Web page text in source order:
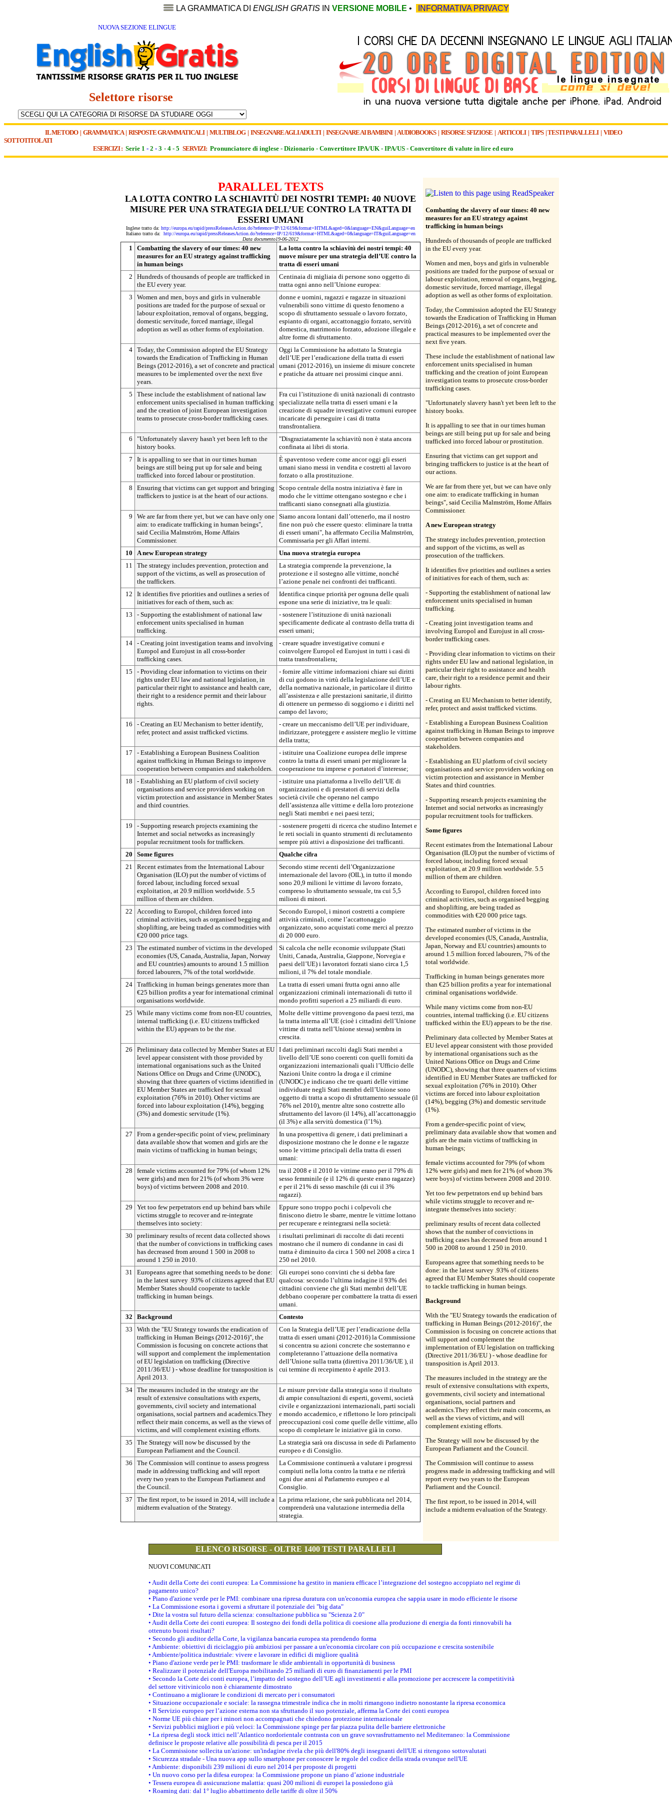
LA GRAMMATICA DI ENGLISH GRATIS IN VERSIONE MOBILE • INFORMATIVA PRIVACY
NUOVA SEZIONE ELINGUE
Selettore risorse
IL METODO| GRAMMATICA| RISPOSTE GRAMMATICALI| MULTIBLOG| INSEGNARE AGLI ADULTI | INSEGNARE AI BAMBINI| AUDIOBOOKS| RISORSE SFIZIOSE | ARTICOLI| TIPS|TESTI PARALLELI| VIDEO
SOTTOTITOLATI
ESERCIZI : Serie 1 - 2 - 3 - 4 - 5 SERVIZI: Pronunciatore di inglese - Dizionario - Convertitore IPA/UK - IPA/US - Convertitore di valute in lire ed euro
PARALLEL TEXTS
LA LOTTA CONTRO LA SCHIAVITÙ DEI NOSTRI TEMPI: 40 NUOVE
MISURE PER UNA STRATEGIA DELL’UE CONTRO LA TRATTA DI
ESSERI UMANI
Inglese tratto da: http://europa.eu/rapid/pressReleasesAction.do?reference=IP/12/619&format=HTML&aged=0&language=EN&guiLanguage=en
Italiano tratto da: http://europa.eu/rapid/pressReleasesAction.do?reference=IP/12/619&format=HTML&aged=0&language=IT&guiLanguage=en
Data documento19-06-2012
1
Combatting the slavery of our times: 40 new
measures for an EU strategy against trafficking
in human beings
La lotta contro la schiavitù dei nostri tempi: 40
nuove misure per una strategia dell’UE contro la
tratta di esseri umani
2
Hundreds of thousands of people are trafficked in
the EU every year.
Centinaia di migliaia di persone sono oggetto di
tratta ogni anno nell’Unione europea:
3
Women and men, boys and girls in vulnerable
positions are traded for the purpose of sexual or
labour exploitation, removal of organs, begging,
domestic servitude, forced marriage, illegal
adoption as well as other forms of exploitation.
donne e uomini, ragazzi e ragazze in situazioni
vulnerabili sono vittime di questo fenomeno a
scopo di sfruttamento sessuale o lavoro forzato,
espianto di organi, accattonaggio forzato, servitù
domestica, matrimonio forzato, adozione illegale e
altre forme di sfruttamento.
4 Today, the Commission adopted the EU Strategy
towards the Eradication of Trafficking in Human
Beings (2012-2016), a set of concrete and practical
measures to be implemented over the next five
years.
Oggi la Commissione ha adottato la Strategia
dell’UE per l’eradicazione della tratta di esseri
umani (2012-2016), un insieme di misure concrete
e pratiche da attuare nei prossimi cinque anni.
5
These include the establishment of national law
enforcement units specialised in human trafficking
and the creation of joint European investigation
teams to prosecute cross-border trafficking cases.
Fra cui l’istituzione di unità nazionali di contrasto
specializzate nella tratta di esseri umani e la
creazione di squadre investigative comuni europee
incaricate di perseguire i casi di tratta
transfrontaliera.
6
"Unfortunately slavery hasn't yet been left to the
history books.
"Disgraziatamente la schiavitù non è stata ancora
confinata ai libri di storia.
7
It is appalling to see that in our times human
beings are still being put up for sale and being
trafficked into forced labour or prostitution.
È spaventoso vedere come ancor oggi gli esseri
umani siano messi in vendita e costretti al lavoro
forzato o alla prostituzione.
8
Ensuring that victims can get support and bringing
traffickers to justice is at the heart of our actions.
Scopo centrale della nostra iniziativa è fare in
modo che le vittime ottengano sostegno e che i
trafficanti siano consegnati alla giustizia.
9
We are far from there yet, but we can have only one
aim: to eradicate trafficking in human beings",
said Cecilia Malmström, Home Affairs
Commissioner.
Siamo ancora lontani dall’ottenerlo, ma il nostro
fine non può che essere questo: eliminare la tratta
di esseri umani", ha affermato Cecilia Malmström,
Commissaria per gli Affari interni.
10
A new European strategy
Una nuova strategia europea
11
The strategy includes prevention, protection and
support of the victims, as well as prosecution of
the traffickers.
La strategia comprende la prevenzione, la
protezione e il sostegno alle vittime, nonché
l’azione penale nei confronti dei trafficanti.
12
It identifies five priorities and outlines a series of
initiatives for each of them, such as:
Identifica cinque priorità per ognuna delle quali
espone una serie di iniziative, tra le quali:
13
- Supporting the establishment of national law
enforcement units specialised in human
trafficking.
- sostenere l’istituzione di unità nazionali
specificamente dedicate al contrasto della tratta di
esseri umani;
14 - Creating joint investigation teams and involving
Europol and Eurojust in all cross-border
trafficking cases.
- creare squadre investigative comuni e
coinvolgere Europol ed Eurojust in tutti i casi di
tratta transfrontaliera;
15
- Providing clear information to victims on their
rights under EU law and national legislation, in
particular their right to assistance and health care,
their right to a residence permit and their labour
rights.
- fornire alle vittime informazioni chiare sui diritti
di cui godono in virtù della legislazione dell’UE e
della normativa nazionale, in particolare il diritto
all’assistenza e alle prestazioni sanitarie, il diritto
di ottenere un permesso di soggiorno e i diritti nel
campo del lavoro;
16
- Creating an EU Mechanism to better identify,
refer, protect and assist trafficked victims.
- creare un meccanismo dell’UE per individuare,
indirizzare, proteggere e assistere meglio le vittime
della tratta;
17
- Establishing a European Business Coalition
against trafficking in Human Beings to improve
cooperation between companies and stakeholders.
- istituire una Coalizione europea delle imprese
contro la tratta di esseri umani per migliorare la
cooperazione tra imprese e portatori d’interesse;
18
- Establishing an EU platform of civil society
organisations and service providers working on
victim protection and assistance in Member States
and third countries.
- istituire una piattaforma a livello dell’UE di
organizzazioni e di prestatori di servizi della
società civile che operano nel campo
dell’assistenza alle vittime e della loro protezione
negli Stati membri e nei paesi terzi;
19
- Supporting research projects examining the
Internet and social networks as increasingly
popular recruitment tools for traffickers.
- sostenere progetti di ricerca che studino Internet e
le reti sociali in quanto strumenti di reclutamento
sempre più attivi a disposizione dei trafficanti.
20
Some figures
Qualche cifra
21
Recent estimates from the International Labour
Organisation (ILO) put the number of victims of
forced labour, including forced sexual
exploitation, at 20.9 million worldwide. 5.5
million of them are children.
Secondo stime recenti dell’Organizzazione
internazionale del lavoro (OIL), in tutto il mondo
sono 20,9 milioni le vittime di lavoro forzato,
compreso lo sfruttamento sessuale, tra cui 5,5
milioni di minori.
22
According to Europol, children forced into
criminal activities, such as organised begging and
shoplifting, are being traded as commodities with
€20 000 price tags.
Secondo Europol, i minori costretti a compiere
attività criminali, come l’accattonaggio
organizzato, sono acquistati come merci al prezzo
di 20 000 euro.
23
The estimated number of victims in the developed
economies (US, Canada, Australia, Japan, Norway
and EU countries) amounts to around 1.5 million
forced labourers, 7% of the total worldwide.
Si calcola che nelle economie sviluppate (Stati
Uniti, Canada, Australia, Giappone, Norvegia e
paesi dell’UE) i lavoratori forzati siano circa 1,5
milioni, il 7% del totale mondiale.
24 Trafficking in human beings generates more than
€25 billion profits a year for international criminal
organisations worldwide.
La tratta di esseri umani frutta ogni anno alle
organizzazioni criminali internazionali di tutto il
mondo profitti superiori a 25 miliardi di euro.
25
While many victims come from non-EU countries,
internal trafficking (i.e. EU citizens trafficked
within the EU) appears to be the rise.
Molte delle vittime provengono da paesi terzi, ma
la tratta interna all’UE (cioè i cittadini dell’Unione
vittime di tratta nell’Unione stessa) sembra in
crescita.
26
Preliminary data collected by Member States at EU
level appear consistent with those provided by
international organisations such as the United
Nations Office on Drugs and Crime (UNODC),
showing that three quarters of victims identified in
EU Member States are trafficked for sexual
exploitation (76% in 2010). Other victims are
forced into labour exploitation (14%), begging
(3%) and domestic servitude (1%).
I dati preliminari raccolti dagli Stati membri a
livello dell’UE sono coerenti con quelli forniti da
organizzazioni internazionali quali l’Ufficio delle
Nazioni Unite contro la droga e il crimine
(UNODC) e indicano che tre quarti delle vittime
individuate negli Stati membri dell’Unione sono
oggetto di tratta a scopo di sfruttamento sessuale (il
76% nel 2010), mentre altre sono costrette allo
sfruttamento del lavoro (il 14%), all’accattonaggio
(il 3%) e alla servitù domestica (l’1%).
27
From a gender-specific point of view, preliminary
data available show that women and girls are the
main victims of trafficking in human beings;
In una prospettiva di genere, i dati preliminari a
disposizione mostrano che le donne e le ragazze
sono le vittime principali della tratta di esseri
umani:
28
female victims accounted for 79% (of whom 12%
were girls) and men for 21% (of whom 3% were
boys) of victims between 2008 and 2010.
tra il 2008 e il 2010 le vittime erano per il 79% di
sesso femminile (e il 12% di queste erano ragazze)
e per il 21% di sesso maschile (di cui il 3%
ragazzi).
29
Yet too few perpetrators end up behind bars while
victims struggle to recover and re-integrate
themselves into society:
Eppure sono troppo pochi i colpevoli che
finiscono dietro le sbarre, mentre le vittime lottano
per recuperare e reintegrarsi nella società:
30
preliminary results of recent data collected shows
that the number of convictions in trafficking cases
has decreased from around 1 500 in 2008 to
around 1 250 in 2010.
i risultati preliminari di raccolte di dati recenti
mostrano che il numero di condanne in casi di
tratta è diminuito da circa 1 500 nel 2008 a circa 1
250 nel 2010.
31
Europeans agree that something needs to be done:
in the latest survey .93% of citizens agreed that EU
Member States should cooperate to tackle
trafficking in human beings.
Gli europei sono convinti che si debba fare
qualcosa: secondo l’ultima indagine il 93% dei
cittadini conviene che gli Stati membri dell’UE
debbano cooperare per combattere la tratta di esseri
umani.
32
Background
Contesto
33
With the "EU Strategy towards the eradication of
trafficking in Human Beings (2012-2016)", the
Commission is focusing on concrete actions that
will support and complement the implementation
of EU legislation on trafficking (Directive
2011/36/EU ) - whose deadline for transposition is
April 2013.
Con la Strategia dell’UE per l’eradicazione della
tratta di esseri umani (2012-2016) la Commissione
si concentra su azioni concrete che sosterranno e
completeranno l’attuazione della normativa
dell’Unione sulla tratta (direttiva 2011/36/UE ), il
cui termine di recepimento è aprile 2013.
34 The measures included in the strategy are the
result of extensive consultations with experts,
governments, civil society and international
organisations, social partners and academics.They
reflect their main concerns, as well as the views of
victims, and will complement existing efforts.
Le misure previste dalla strategia sono il risultato
di ampie consultazioni di esperti, governi, società
civile e organizzazioni internazionali, parti sociali
e mondo accademico, e riflettono le loro principali
preoccupazioni così come quelle delle vittime, allo
scopo di completare le iniziative già in corso.
35
The Strategy will now be discussed by the
European Parliament and the Council.
La strategia sarà ora discussa in sede di Parlamento
europeo e di Consiglio.
36
The Commission will continue to assess progress
made in addressing trafficking and will report
every two years to the European Parliament and
the Council.
La Commissione continuerà a valutare i progressi
compiuti nella lotta contro la tratta e ne riferirà
ogni due anni al Parlamento europeo e al
Consiglio.
37
The first report, to be issued in 2014, will include a
midterm evaluation of the Strategy.
La prima relazione, che sarà pubblicata nel 2014,
comprenderà una valutazione intermedia della
strategia.
Combatting the slavery of our times: 40 new
measures for an EU strategy against
trafficking in human beings
Hundreds of thousands of people are trafficked
in the EU every year.
Women and men, boys and girls in vulnerable
positions are traded for the purpose of sexual or
labour exploitation, removal of organs, begging,
domestic servitude, forced marriage, illegal
adoption as well as other forms of exploitation.
Today, the Commission adopted the EU Strategy
towards the Eradication of Trafficking in Human
Beings (2012-2016), a set of concrete and
practical measures to be implemented over the
next five years.
These include the establishment of national law
enforcement units specialised in human
trafficking and the creation of joint European
investigation teams to prosecute cross-border
trafficking cases.
"Unfortunately slavery hasn't yet been left to the
history books.
It is appalling to see that in our times human
beings are still being put up for sale and being
trafficked into forced labour or prostitution.
Ensuring that victims can get support and
bringing traffickers to justice is at the heart of
our actions.
We are far from there yet, but we can have only
one aim: to eradicate trafficking in human
beings", said Cecilia Malmström, Home Affairs
Commissioner.
A new European strategy
The strategy includes prevention, protection
and support of the victims, as well as
prosecution of the traffickers.
It identifies five priorities and outlines a series
of initiatives for each of them, such as:
- Supporting the establishment of national law
enforcement units specialised in human
trafficking.
- Creating joint investigation teams and
involving Europol and Eurojust in all cross-
border trafficking cases.
- Providing clear information to victims on their
rights under EU law and national legislation, in
particular their right to assistance and health
care, their right to a residence permit and their
labour rights.
- Creating an EU Mechanism to better identify,
refer, protect and assist trafficked victims.
- Establishing a European Business Coalition
against trafficking in Human Beings to improve
cooperation between companies and
stakeholders.
- Establishing an EU platform of civil society
organisations and service providers working on
victim protection and assistance in Member
States and third countries.
- Supporting research projects examining the
Internet and social networks as increasingly
popular recruitment tools for traffickers.
Some figures
Recent estimates from the International Labour
Organisation (ILO) put the number of victims of
forced labour, including forced sexual
exploitation, at 20.9 million worldwide. 5.5
million of them are children.
According to Europol, children forced into
criminal activities, such as organised begging
and shoplifting, are being traded as
commodities with €20 000 price tags.
The estimated number of victims in the
developed economies (US, Canada, Australia,
Japan, Norway and EU countries) amounts to
around 1.5 million forced labourers, 7% of the
total worldwide.
Trafficking in human beings generates more
than €25 billion profits a year for international
criminal organisations worldwide.
While many victims come from non-EU
countries, internal trafficking (i.e. EU citizens
trafficked within the EU) appears to be the rise.
Preliminary data collected by Member States at
EU level appear consistent with those provided
by international organisations such as the
United Nations Office on Drugs and Crime
(UNODC), showing that three quarters of victims
identified in EU Member States are trafficked for
sexual exploitation (76% in 2010). Other
victims are forced into labour exploitation
(14%), begging (3%) and domestic servitude
(1%).
From a gender-specific point of view,
preliminary data available show that women and
girls are the main victims of trafficking in
human beings;
female victims accounted for 79% (of whom
12% were girls) and men for 21% (of whom 3%
were boys) of victims between 2008 and 2010.
Yet too few perpetrators end up behind bars
while victims struggle to recover and re-
integrate themselves into society:
preliminary results of recent data collected
shows that the number of convictions in
trafficking cases has decreased from around 1
500 in 2008 to around 1 250 in 2010.
Europeans agree that something needs to be
done: in the latest survey .93% of citizens
agreed that EU Member States should cooperate
to tackle trafficking in human beings.
Background
With the "EU Strategy towards the eradication of
trafficking in Human Beings (2012-2016)", the
Commission is focusing on concrete actions that
will support and complement the
implementation of EU legislation on trafficking
(Directive 2011/36/EU ) - whose deadline for
transposition is April 2013.
The measures included in the strategy are the
result of extensive consultations with experts,
governments, civil society and international
organisations, social partners and
academics.They reflect their main concerns, as
well as the views of victims, and will
complement existing efforts.
The Strategy will now be discussed by the
European Parliament and the Council.
The Commission will continue to assess
progress made in addressing trafficking and will
report every two years to the European
Parliament and the Council.
The first report, to be issued in 2014, will
include a midterm evaluation of the Strategy.
ELENCO RISORSE - OLTRE 1400 TESTI PARALLELI
NUOVI COMUNICATI
• Audit della Corte dei conti europea: La Commissione ha gestito in maniera efficace l’integrazione del sostegno accoppiato nel regime di
pagamento unico?
• Piano d'azione verde per le PMI: combinare una ripresa duratura con un'economia europea che sappia usare in modo efficiente le risorse
• La Commissione esorta i governi a sfruttare il potenziale dei "big data"
• Dite la vostra sul futuro della scienza: consultazione pubblica su "Scienza 2.0"
• Audit della Corte dei conti europea: Il sostegno dei fondi della politica di coesione alla produzione di energia da fonti rinnovabili ha
ottenuto buoni risultati?
• Secondo gli auditor della Corte, la vigilanza bancaria europea sta prendendo forma
• Ambiente: obiettivi di riciclaggio più ambiziosi per passare a un'economia circolare con più occupazione e crescita sostenibile
• Ambiente/politica industriale: vivere e lavorare in edifici di migliore qualità
• Piano d'azione verde per le PMI: trasformare le sfide ambientali in opportunità di business
• Realizzare il potenziale dell'Europa mobilitando 25 miliardi di euro di finanziamenti per le PMI
• Secondo la Corte dei conti europea, l’impatto del sostegno dell’UE agli investimenti e alla promozione per accrescere la competitività
del settore vitivinicolo non è chiaramente dimostrato
• Continuano a migliorare le condizioni di mercato per i consumatori
• Situazione occupazionale e sociale: la rassegna trimestrale indica che in molti rimangono indietro nonostante la ripresa economica
• Il Servizio europeo per l’azione esterna non sta sfruttando il suo potenziale, afferma la Corte dei conti europea
• Norme UE più chiare per i minori non accompagnati che chiedono protezione internazionale
• Servizi pubblici migliori e più veloci: la Commissione spinge per far piazza pulita delle barriere elettroniche
• La ripresa degli stock ittici nell’Atlantico nordorientale contrasta con un grave sovrasfruttamento nel Mediterraneo: la Commissione
definisce le proposte relative alle possibilità di pesca per il 2015
• La Commissione sollecita un'azione: un'indagine rivela che più dell'80% degli insegnanti dell'UE si ritengono sottovalutati
• Sicurezza stradale - Una nuova app sullo smartphone per conoscere le regole del codice della strada ovunque nell'UE
• Ambiente: disponibili 239 milioni di euro nel 2014 per proposte di progetti
• Un nuovo corso per la difesa europea: la Commissione propone un piano d’azione industriale
• Tessera europea di assicurazione malattia: quasi 200 milioni di europei la possiedono già
• Roaming dati: dal 1° luglio abbattimento delle tariffe di oltre il 50%